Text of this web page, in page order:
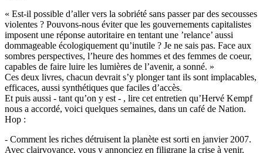
« Est-il possible d’aller vers la sobriété sans passer par des secousses
violentes ? Pouvons-nous éviter que les gouvernements capitalistes
imposent une réponse autoritaire en tentant une ’relance’ aussi
dommageable écologiquement qu’inutile ? Je ne sais pas. Face aux
sombres perspectives, l’heure des hommes et des femmes de coeur,
capables de faire luire les lumières de l’avenir, a sonné. »
Ces deux livres, chacun devrait s’y plonger tant ils sont implacables,
efficaces, aussi synthétiques que faciles d’accès.
Et puis aussi - tant qu’on y est - , lire cet entretien qu’Hervé Kempf
nous a accordé, voici quelques semaines, dans un café de Nation.
Hop :
- Comment les riches détruisent la planète est sorti en janvier 2007.
Avec clairvoyance, vous y annonciez en filigrane la crise à venir.